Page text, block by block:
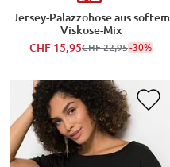
Jersey-Palazzohose aus softem
Viskose-Mix
CHF 15,95CHF 22,95-30%